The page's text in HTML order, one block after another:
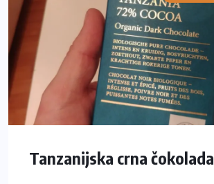
Tanzanijska crna čokolada